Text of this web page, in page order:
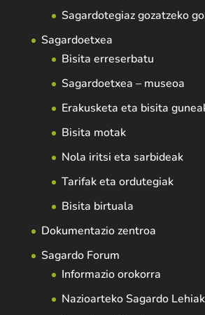
Sagardotegiaz gozatzeko
Sagardoetxea
Bisita erreserbatu
Sagardoetxea – museoa
Erakusketa eta bisita
Bisita motak
Nola iritsi eta sarbideak
Tarifak eta ordutegiak
Bisita birtuala
Dokumentazio zentroa
Sagardo Forum
Informazio orokorra
Nazioarteko Sagardo